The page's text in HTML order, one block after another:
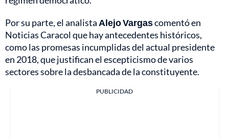
Por su parte, el analista Alejo Vargascomentó en
Noticias Caracol que hay antecedentes históricos,
como las promesas incumplidas del actual presidente
en 2018, que justifican el escepticismo de varios
sectores sobre la desbancada de la constituyente.
PUBLICIDAD